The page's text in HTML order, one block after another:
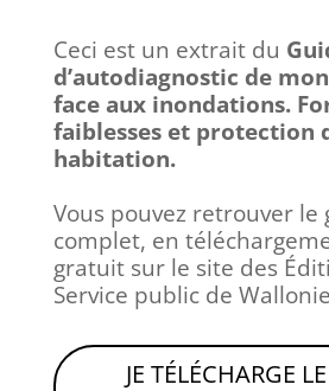
Ceci est un extrait du
d’autodiagnostic de
face aux inondations.
faiblesses et protection
habitation.
Vous pouvez retrouver le
complet, en
gratuit sur le site des
Service public de
JE TÉLÉCHARGE